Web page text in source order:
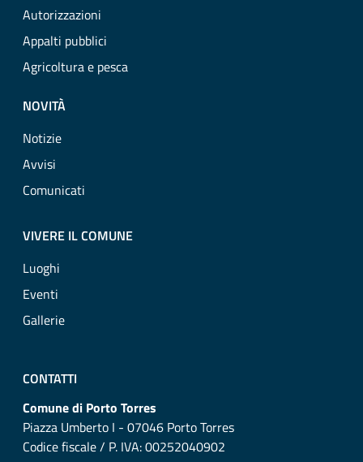
Autorizzazioni
Appalti pubblici
Agricoltura e pesca
NOVITÀ
Notizie
Avvisi
Comunicati
VIVERE IL COMUNE
Luoghi
Eventi
Gallerie
CONTATTI
Comune di Porto Torres
Piazza Umberto I - 07046 Porto Torres
Codice fiscale / P. IVA: 00252040902